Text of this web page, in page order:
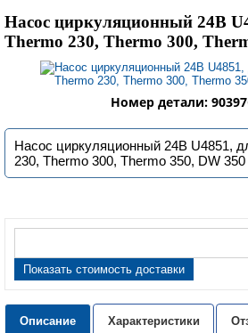
Насос циркуляционный 24В
Thermo 230, Thermo 300,
Номер детали:
Насос циркуляционный 24В U4851,
230, Thermo 300, Thermo 350, DW 350
Показать стоимость доставки
Описание Характеристики